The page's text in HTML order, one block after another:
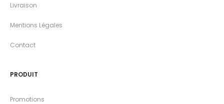
Livraison
Mentions Légales
Contact
PRODUIT
Promotions